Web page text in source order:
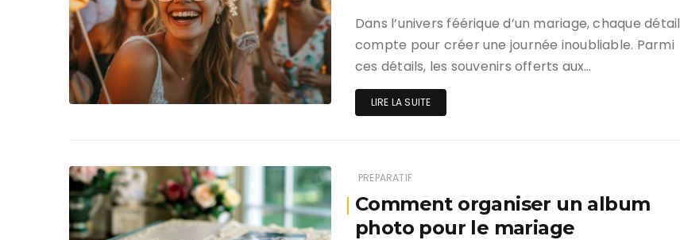
Dans l’univers féérique d’un mariage, chaque détail
compte pour créer une journée inoubliable. Parmi
ces détails, les souvenirs offerts aux…
LIRE LA SUITE
PREPARATIF
Comment organiser un album
photo pour le mariage